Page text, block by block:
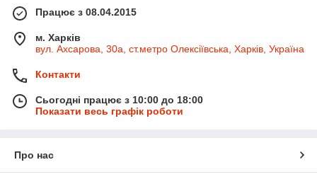
Працює з 08.04.2015
м. Харків
вул. Ахсарова, 30а, ст.метро Олексіївська, Харків, Україна
Контакти
Сьогодні працює з 10:00 до 18:00
Показати весь графік роботи
Про нас